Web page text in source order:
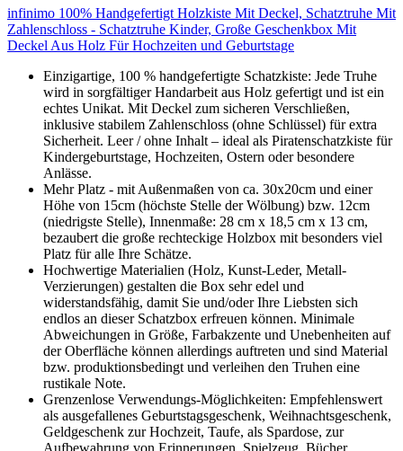
infinimo 100% Handgefertigt Holzkiste Mit Deckel, Schatztruhe Mit
Zahlenschloss - Schatztruhe Kinder, Große Geschenkbox Mit
Deckel Aus Holz Für Hochzeiten und Geburtstage
Einzigartige, 100 % handgefertigte Schatzkiste: Jede Truhe
wird in sorgfältiger Handarbeit aus Holz gefertigt und ist ein
echtes Unikat. Mit Deckel zum sicheren Verschließen,
inklusive stabilem Zahlenschloss (ohne Schlüssel) für extra
Sicherheit. Leer / ohne Inhalt – ideal als Piratenschatzkiste für
Kindergeburtstage, Hochzeiten, Ostern oder besondere
Anlässe.
Mehr Platz - mit Außenmaßen von ca. 30x20cm und einer
Höhe von 15cm (höchste Stelle der Wölbung) bzw. 12cm
(niedrigste Stelle), Innenmaße: 28 cm x 18,5 cm x 13 cm,
bezaubert die große rechteckige Holzbox mit besonders viel
Platz für alle Ihre Schätze.
Hochwertige Materialien (Holz, Kunst-Leder, Metall-
Verzierungen) gestalten die Box sehr edel und
widerstandsfähig, damit Sie und/oder Ihre Liebsten sich
endlos an dieser Schatzbox erfreuen können. Minimale
Abweichungen in Größe, Farbakzente und Unebenheiten auf
der Oberfläche können allerdings auftreten und sind Material
bzw. produktionsbedingt und verleihen den Truhen eine
rustikale Note.
Grenzenlose Verwendungs-Möglichkeiten: Empfehlenswert
als ausgefallenes Geburtstagsgeschenk, Weihnachtsgeschenk,
Geldgeschenk zur Hochzeit, Taufe, als Spardose, zur
Aufbewahrung von Erinnerungen, Spielzeug, Bücher,